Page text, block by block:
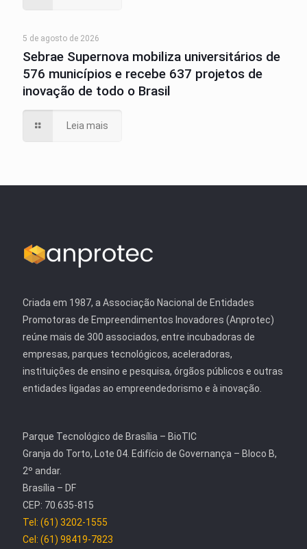
5 de agosto de 2026
Sebrae Supernova mobiliza universitários de
576 municípios e recebe 637 projetos de
inovação de todo o Brasil
Leia mais
Criada em 1987, a Associação Nacional de Entidades
Promotoras de Empreendimentos Inovadores (Anprotec)
reúne mais de 300 associados, entre incubadoras de
empresas, parques tecnológicos, aceleradoras,
instituições de ensino e pesquisa, órgãos públicos e outras
entidades ligadas ao empreendedorismo e à inovação.
Parque Tecnológico de Brasília – BioTIC
Granja do Torto, Lote 04. Edifício de Governança – Bloco B,
2º andar.
Brasília – DF
CEP: 70.635-815
Tel: (61) 3202-1555
Cel: (61) 98419-7823